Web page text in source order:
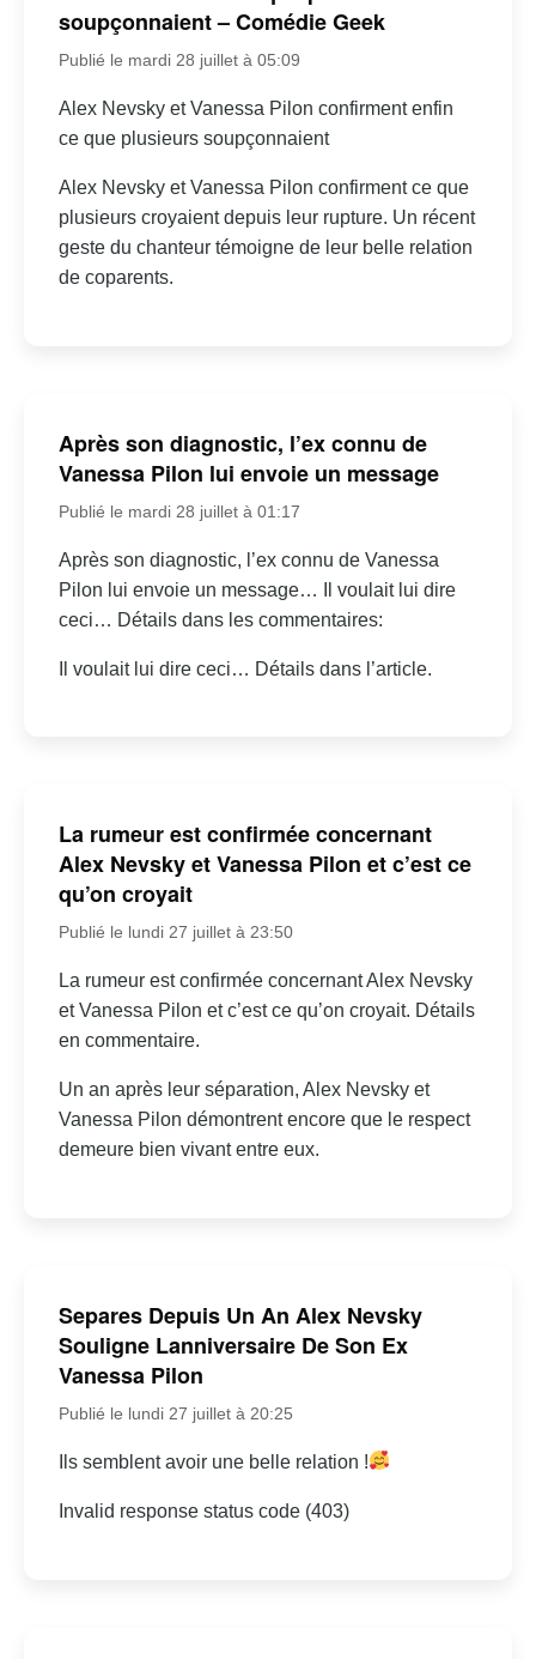
soupçonnaient – Comédie Geek
Publié le mardi 28 juillet à 05:09
Alex Nevsky et Vanessa Pilon confirment enfin
ce que plusieurs soupçonnaient
Alex Nevsky et Vanessa Pilon confirment ce que
plusieurs croyaient depuis leur rupture. Un récent
geste du chanteur témoigne de leur belle relation
de coparents.
Après son diagnostic, l’ex connu de
Vanessa Pilon lui envoie un message
Publié le mardi 28 juillet à 01:17
Après son diagnostic, l’ex connu de Vanessa
Pilon lui envoie un message… Il voulait lui dire
ceci… Détails dans les commentaires:
Il voulait lui dire ceci… Détails dans l’article.
La rumeur est confirmée concernant
Alex Nevsky et Vanessa Pilon et c’est ce
qu’on croyait
Publié le lundi 27 juillet à 23:50
La rumeur est confirmée concernant Alex Nevsky
et Vanessa Pilon et c’est ce qu’on croyait. Détails
en commentaire.
Un an après leur séparation, Alex Nevsky et
Vanessa Pilon démontrent encore que le respect
demeure bien vivant entre eux.
Separes Depuis Un An Alex Nevsky
Souligne Lanniversaire De Son Ex
Vanessa Pilon
Publié le lundi 27 juillet à 20:25
Ils semblent avoir une belle relation !
Invalid response status code (403)